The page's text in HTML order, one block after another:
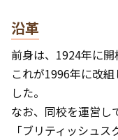
沿革
前身は、1924年に開
これが1996年に改
した。
なお、同校を運営し
「ブリティッシュ